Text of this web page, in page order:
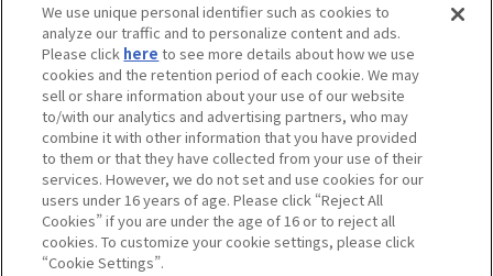
ウェブアクセシビリティ方針
カスタマーハラスメントに対する基本的な対応方針について
We use unique personal identifier such as cookies to
analyze our traffic and to personalize content and ads.
Please click here to see more details about how we use
cookies and the retention period of each cookie. We may
sell or share information about your use of our website
to/with our analytics and advertising partners, who may
combine it with other information that you have provided
to them or that they have collected from your use of their
services. However, we do not set and use cookies for our
users under 16 years of age. Please click “Reject All
Cookies” if you are under the age of 16 or to reject all
cookies. To customize your cookie settings, please click
“Cookie Settings”.